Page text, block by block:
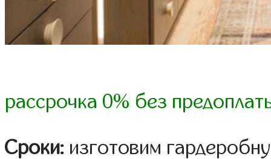
рассрочка 0% без
Сроки: изготовим